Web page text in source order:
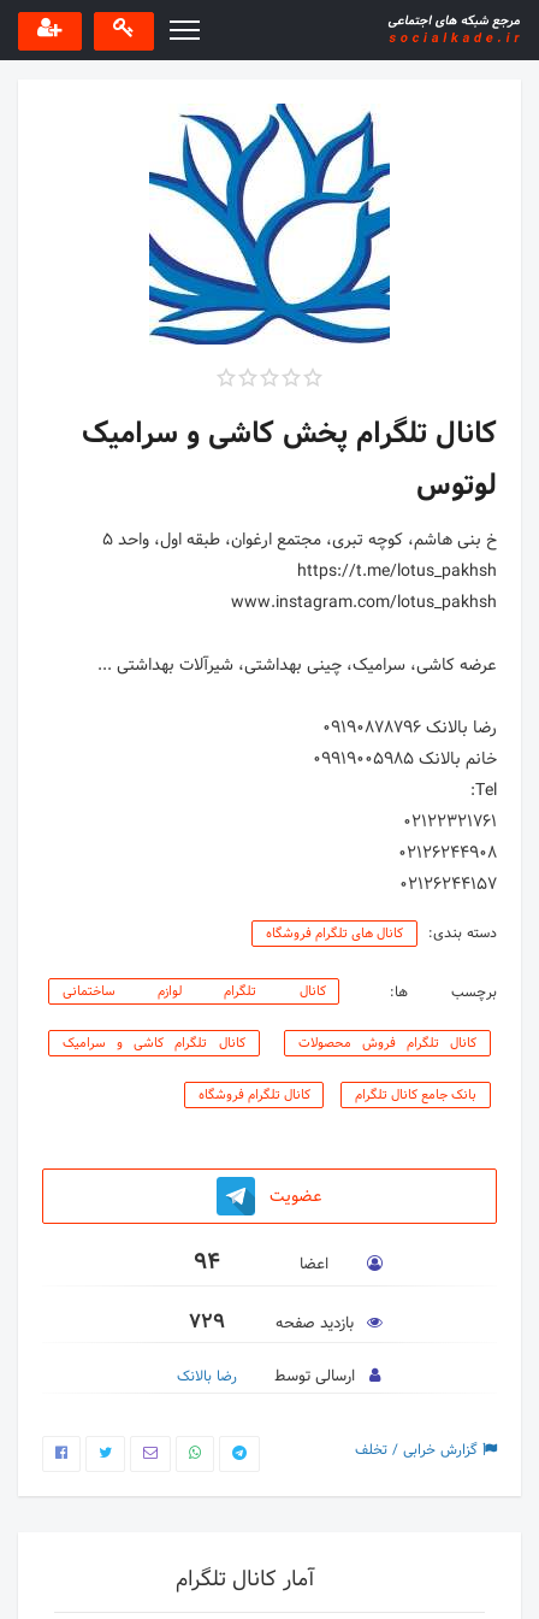
کانال تلگرام پخش کاشی و سرامیک
لوتوس
02126244157
دسته بندی: کانال های تلگرام فروشگاه
برچسب ها: کانال تلگرام لوازم ساختمانی
کانال تلگرام فروش محصولات کانال تلگرام کاشی و سرامیک
بانک جامع کانال تلگرام کانال تلگرام فروشگاه
عضویت
اعضا 94
بازدید صفحه 729
ارسالی توسط رضا بالانک
گزارش خرابی / تخلف
آمار کانال تلگرام